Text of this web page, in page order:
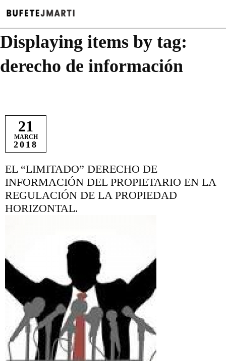
Displaying items by tag:
derecho de información
21
MARCH
2018
EL “LIMITADO” DERECHO DE
INFORMACIÓN DEL PROPIETARIO EN LA
REGULACIÓN DE LA PROPIEDAD
HORIZONTAL.